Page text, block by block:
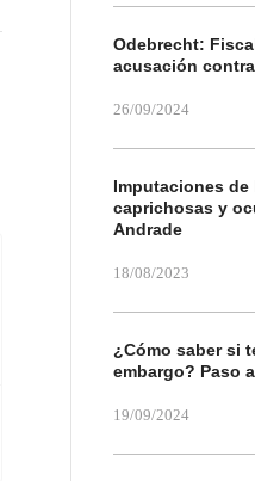
Odebrecht:
acusación
26/09/2024
Imputaciones de
caprichosas y
Andrade
18/08/2023
¿Cómo saber si
embargo? Paso
19/09/2024